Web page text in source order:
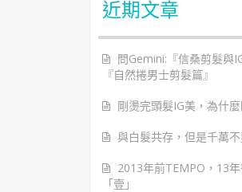
近期文章
問Gemini:『信桑剪髮與
『自然捲男士剪髮篇』
剛燙完頭髮IG美，為什
與白髮共存，但是千萬不
2013年前TEMPO，13
「壹」